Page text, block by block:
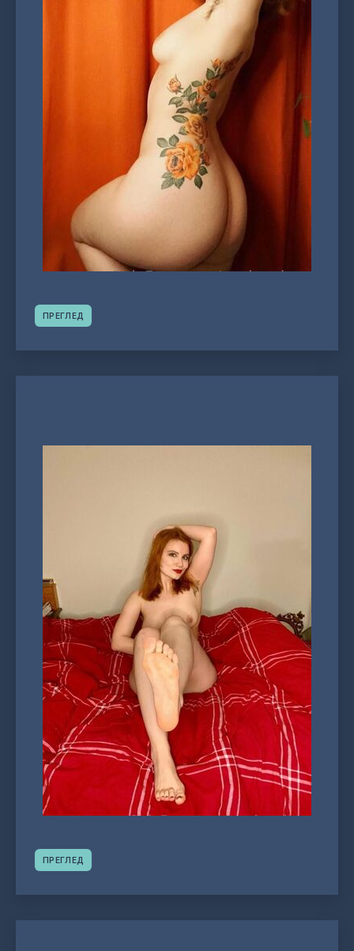
ПРЕГЛЕД
ПРЕГЛЕД